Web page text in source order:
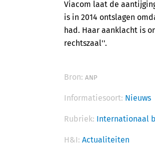
Viacom laat de
is in 2014 ontslagen
had. Haar aanklacht is
rechtszaal''.
Bron: ANP
Informatiesoort: Nieuws
Rubriek: Internationaal
H&I: Actualiteiten